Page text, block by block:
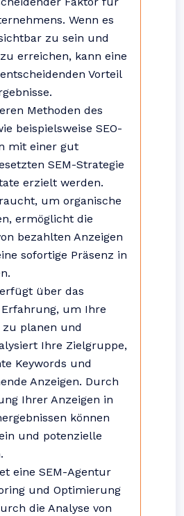
Wenn es
zu sein und
erreichen, kann eine
Vorteil
Methoden des
beispielsweise SEO-
mit einer gut
SEM-Strategie
erzielt werden.
um organische
ermöglicht die
bezahlten Anzeigen
sofortige Präsenz in
über das
um Ihre
planen und
Ihre Zielgruppe,
Keywords und
Anzeigen. Durch
Ihrer Anzeigen in
können
und potenzielle
eine SEM-Agentur
und Optimierung
die Analyse von